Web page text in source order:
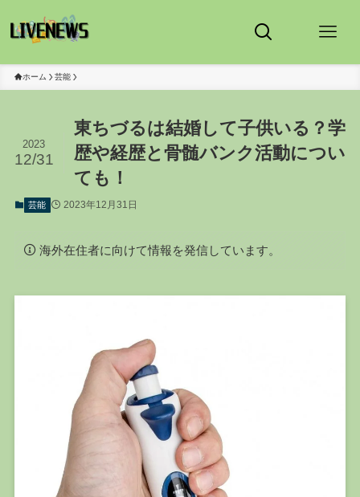
ホーム 芸能
東ちづるは結婚して子供いる？学
歴や経歴と骨髄バンク活動につい
ても！
2023
12/31
芸能 2023年12月31日
海外在住者に向けて情報を発信しています。